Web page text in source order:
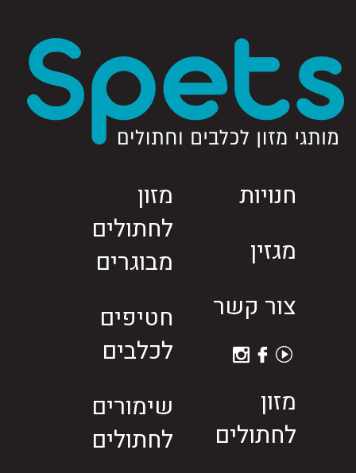
חנויות
מגזין
צור קשר
מזון
לחתולים
מזון
לחתולים
מבוגרים
חטיפים
לכלבים
שימורים
לחתולים